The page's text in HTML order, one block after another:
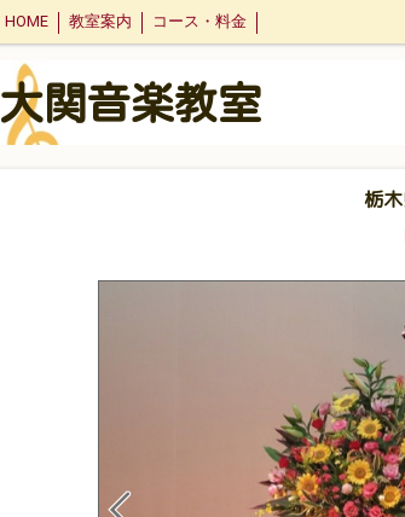
HOME 教室案内 コース・料金
大関音楽教室
栃